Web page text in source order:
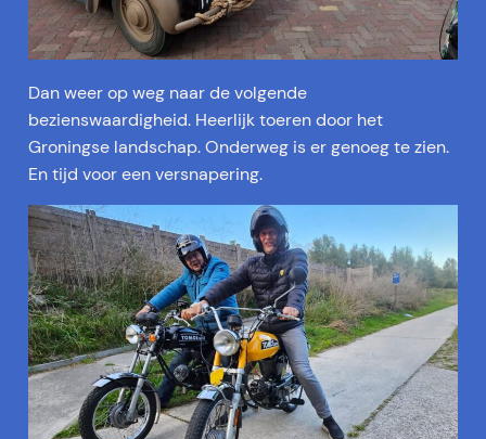
Dan weer op weg naar de volgende
bezienswaardigheid. Heerlijk toeren door het
Groningse landschap. Onderweg is er genoeg te zien.
En tijd voor een versnapering.